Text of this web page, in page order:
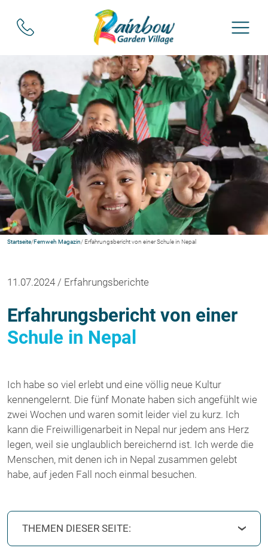
Startseite/Fernweh Magazin/ Erfahrungsbericht von einer Schule in Nepal
11.07.2024 / Erfahrungsberichte
Erfahrungsbericht von einer
Schule in Nepal
Ich habe so viel erlebt und eine völlig neue Kultur
kennengelernt. Die fünf Monate haben sich angefühlt wie
zwei Wochen und waren somit leider viel zu kurz. Ich
kann die Freiwilligenarbeit in Nepal nur jedem ans Herz
legen, weil sie unglaublich bereichernd ist. Ich werde die
Menschen, mit denen ich in Nepal zusammen gelebt
habe, auf jeden Fall noch einmal besuchen.
THEMEN DIESER SEITE: